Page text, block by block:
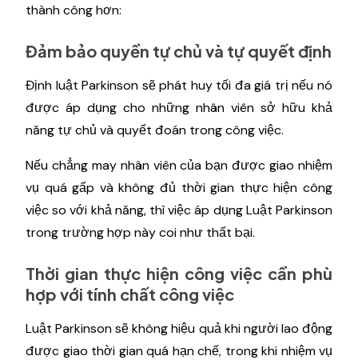
thành công hơn:
Đảm bảo quyền tự chủ và tự quyết định
Định luật Parkinson sẽ phát huy tối đa giá trị nếu nó
được áp dụng cho những nhân viên sở hữu khả
năng tự chủ và quyết đoán trong công việc.
Nếu chẳng may nhân viên của bạn được giao nhiệm
vụ quá gấp và không đủ thời gian thực hiện công
việc so với khả năng, thì việc áp dụng Luật Parkinson
trong trường hợp này coi như thất bại.
Thời gian thực hiện công việc cần phù
hợp với tính chất công việc
Luật Parkinson sẽ không hiệu quả khi người lao động
được giao thời gian quá hạn chế, trong khi nhiệm vụ